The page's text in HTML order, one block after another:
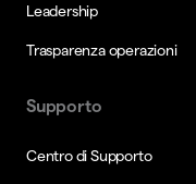
Leadership
Trasparenza operazioni
Supporto
Centro di Supporto